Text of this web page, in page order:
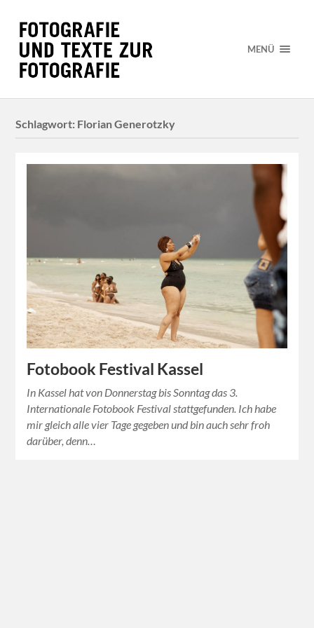
MENÜ
Schlagwort: Florian Generotzky
Fotobook Festival Kassel
In Kassel hat von Donnerstag bis Sonntag das 3.
Internationale Fotobook Festival stattgefunden. Ich habe
mir gleich alle vier Tage gegeben und bin auch sehr froh
darüber, denn…